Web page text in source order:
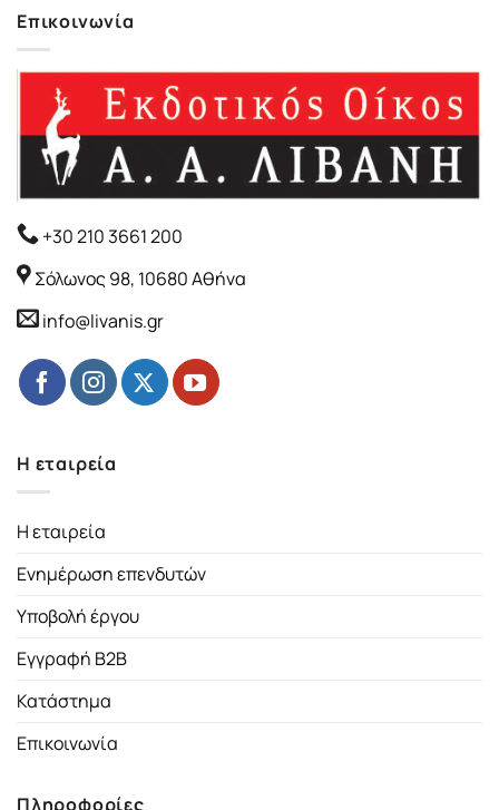
Επικοινωνία
+30 210 3661 200
Σόλωνος 98, 10680 Αθήνα
info@livanis.gr
Η εταιρεία
Η εταιρεία
Ενημέρωση επενδυτών
Υποβολή έργου
Εγγραφή B2B
Κατάστημα
Επικοινωνία
Πληροφορίες